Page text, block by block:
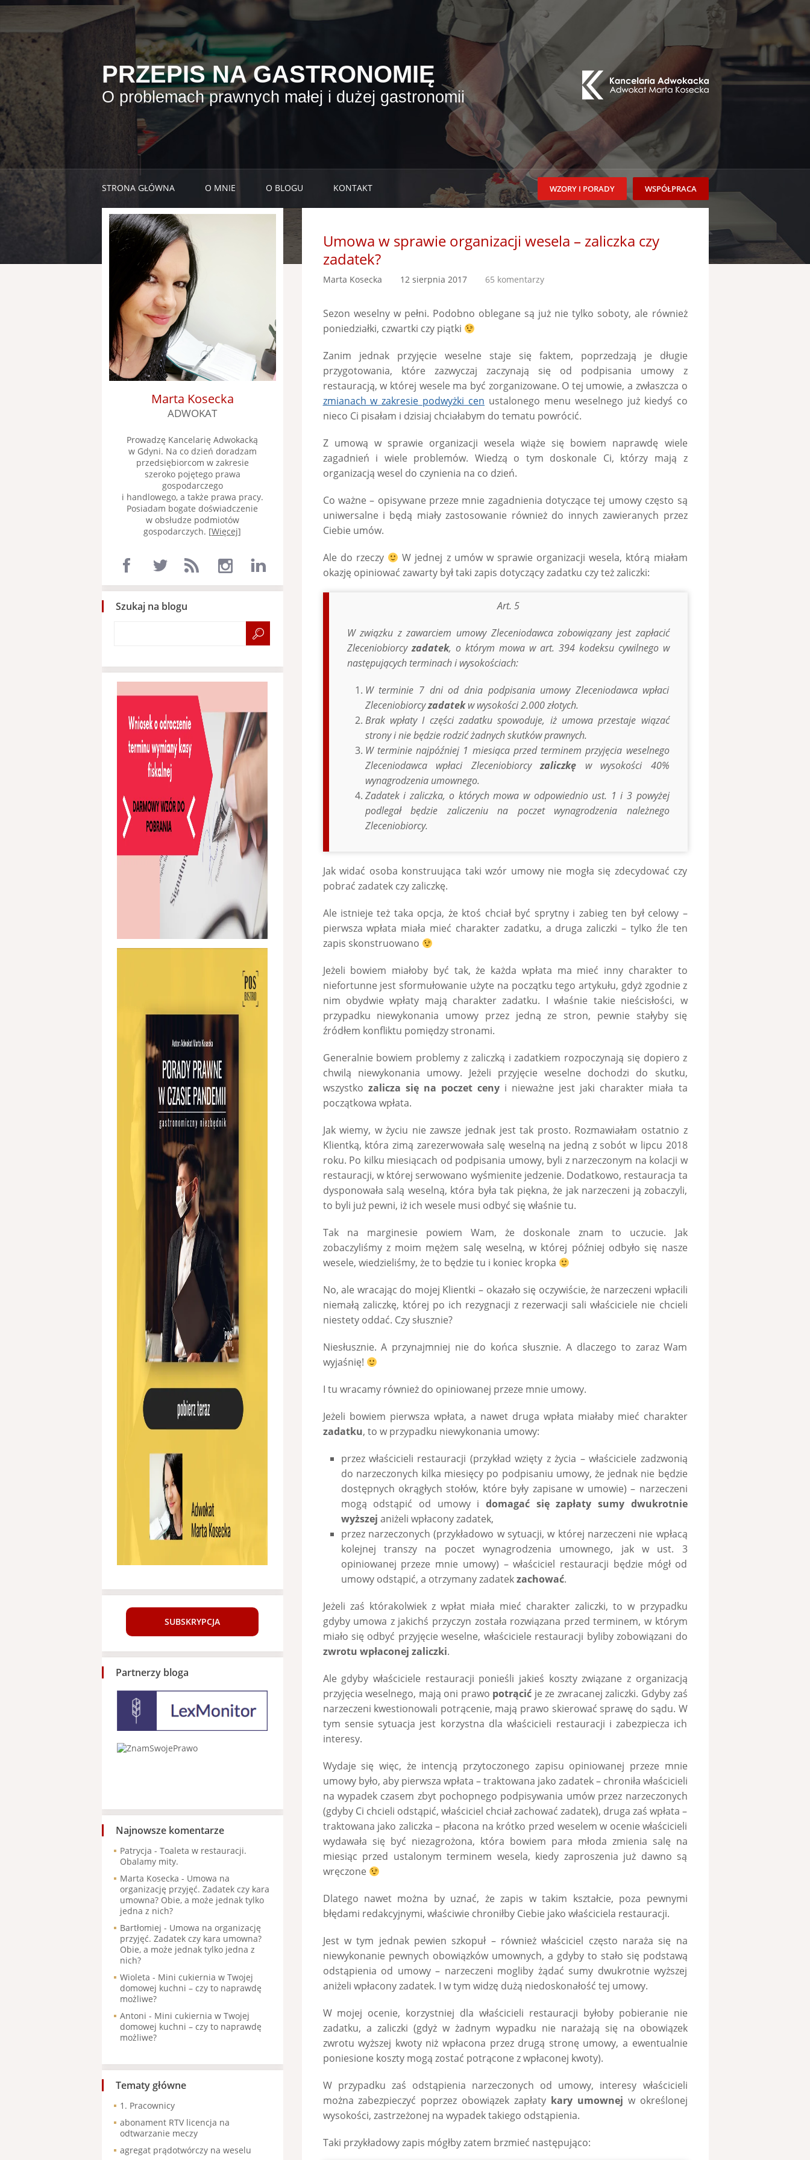
PRZEPIS NA GASTRONOMIĘ
O problemach prawnych małej i dużej gastronomii
STRONA GŁÓWNA O MNIE O BLOGU KONTAKT WSPÓŁPRACA
WZORY I PORADY
Umowa w sprawie organizacji wesela – zaliczka czy
zadatek?
Marta Kosecka 12 sierpnia 2017 65 komentarzy
Sezon weselny w pełni. Podobno oblegane są już nie tylko soboty, ale również
poniedziałki, czwartki czy piątki
Zanim jednak przyjęcie weselne staje się faktem, poprzedzają je długie
przygotowania, które zazwyczaj zaczynają się od podpisania umowy z
restauracją, w której wesele ma być zorganizowane. O tej umowie, a zwłaszcza o
zmianach w zakresie podwyżki cen ustalonego menu weselnego już kiedyś co
nieco Ci pisałam i dzisiaj chciałabym do tematu powrócić.
Z umową w sprawie organizacji wesela wiąże się bowiem naprawdę wiele
zagadnień i wiele problemów. Wiedzą o tym doskonale Ci, którzy mają z
organizacją wesel do czynienia na co dzień.
Co ważne – opisywane przeze mnie zagadnienia dotyczące tej umowy często są
uniwersalne i będą miały zastosowanie również do innych zawieranych przez
Ciebie umów.
Ale do rzeczy
W jednej z umów w sprawie organizacji wesela, którą miałam
okazję opiniować zawarty był taki zapis dotyczący zadatku czy też zaliczki:
Art. 5
W związku z zawarciem umowy Zleceniodawca zobowiązany jest zapłacić
Zleceniobiorcyzadatek, o którym mowa w art. 394 kodeksu cywilnego w
następujących terminach i wysokościach:
W terminie 7 dni od dnia podpisania umowy Zleceniodawca wpłaci
Zleceniobiorcyzadatekw wysokości 2.000 złotych.
Brak wpłaty I części zadatku spowoduje, iż umowa przestaje wiązać
strony i nie będzie rodzić żadnych skutków prawnych.
W terminie najpóźniej 1 miesiąca przed terminem przyjęcia weselnego
Zleceniodawca wpłaci Zleceniobiorcyzaliczkę w wysokości 40%
wynagrodzenia umownego.
Zadatek i zaliczka, o których mowa w odpowiednio ust. 1 i 3 powyżej
podlegał będzie zaliczeniu na poczet wynagrodzenia należnego
Zleceniobiorcy.
Jak widać osoba konstruująca taki wzór umowy nie mogła się zdecydować czy
pobrać zadatek czy zaliczkę.
Ale istnieje też taka opcja, że ktoś chciał być sprytny i zabieg ten był celowy –
pierwsza wpłata miała mieć charakter zadatku, a druga zaliczki – tylko źle ten
zapis skonstruowano
Jeżeli bowiem miałoby być tak, że każda wpłata ma mieć inny charakter to
niefortunne jest sformułowanie użyte na początku tego artykułu, gdyż zgodnie z
nim obydwie wpłaty mają charakter zadatku. I właśnie takie nieścisłości, w
przypadku niewykonania umowy przez jedną ze stron, pewnie stałyby się
źródłem konfliktu pomiędzy stronami.
Generalnie bowiem problemy z zaliczką i zadatkiem rozpoczynają się dopiero z
chwilą niewykonania umowy. Jeżeli przyjęcie weselne dochodzi do skutku,
wszystko zalicza się na poczet cenyi nieważne jest jaki charakter miała ta
początkowa wpłata.
Jak wiemy, w życiu nie zawsze jednak jest tak prosto. Rozmawiałam ostatnio z
Klientką, która zimą zarezerwowała salę weselną na jedną z sobót w lipcu 2018
roku. Po kilku miesiącach od podpisania umowy, byli z narzeczonym na kolacji w
restauracji, w której serwowano wyśmienite jedzenie. Dodatkowo, restauracja ta
dysponowała salą weselną, która była tak piękna, że jak narzeczeni ją zobaczyli,
to byli już pewni, iż ich wesele musi odbyć się właśnie tu.
Tak na marginesie powiem Wam, że doskonale znam to uczucie. Jak
zobaczyliśmy z moim mężem salę weselną, w której później odbyło się nasze
wesele, wiedzieliśmy, że to będzie tu i koniec kropka
No, ale wracając do mojej Klientki – okazało się oczywiście, że narzeczeni wpłacili
niemałą zaliczkę, której po ich rezygnacji z rezerwacji sali właściciele nie chcieli
niestety oddać. Czy słusznie?
Niesłusznie. A przynajmniej nie do końca słusznie. A dlaczego to zaraz Wam
wyjaśnię!
I tu wracamy również do opiniowanej przeze mnie umowy.
Jeżeli bowiem pierwsza wpłata, a nawet druga wpłata miałaby mieć charakter
zadatku, to w przypadku niewykonania umowy:
przez właścicieli restauracji (przykład wzięty z życia – właściciele zadzwonią
do narzeczonych kilka miesięcy po podpisaniu umowy, że jednak nie będzie
dostępnych okrągłych stołów, które były zapisane w umowie) – narzeczeni
mogą odstąpić od umowy i domagać się zapłaty sumy dwukrotnie
wyższej aniżeli wpłacony zadatek,
przez narzeczonych (przykładowo w sytuacji, w której narzeczeni nie wpłacą
kolejnej transzy na poczet wynagrodzenia umownego, jak w ust. 3
opiniowanej przeze mnie umowy) – właściciel restauracji będzie mógł od
umowy odstąpić, a otrzymany zadatekzachować.
Jeżeli zaś którakolwiek z wpłat miała mieć charakter zaliczki, to w przypadku
gdyby umowa z jakichś przyczyn została rozwiązana przed terminem, w którym
miało się odbyć przyjęcie weselne, właściciele restauracji byliby zobowiązani do
zwrotu wpłaconej zaliczki.
Ale gdyby właściciele restauracji ponieśli jakieś koszty związane z organizacją
przyjęcia weselnego, mają oni prawo potrącić je ze zwracanej zaliczki. Gdyby zaś
narzeczeni kwestionowali potrącenie, mają prawo skierować sprawę do sądu. W
tym sensie sytuacja jest korzystna dla właścicieli restauracji i zabezpiecza ich
interesy.
Wydaje się więc, że intencją przytoczonego zapisu opiniowanej przeze mnie
umowy było, aby pierwsza wpłata – traktowana jako zadatek – chroniła właścicieli
na wypadek czasem zbyt pochopnego podpisywania umów przez narzeczonych
(gdyby Ci chcieli odstąpić, właściciel chciał zachować zadatek), druga zaś wpłata –
traktowana jako zaliczka – płacona na krótko przed weselem w ocenie właścicieli
wydawała się być niezagrożona, która bowiem para młoda zmienia salę na
miesiąc przed ustalonym terminem wesela, kiedy zaproszenia już dawno są
wręczone
Dlatego nawet można by uznać, że zapis w takim kształcie, poza pewnymi
błędami redakcyjnymi, właściwie chroniłby Ciebie jako właściciela restauracji.
Jest w tym jednak pewien szkopuł – również właściciel często naraża się na
niewykonanie pewnych obowiązków umownych, a gdyby to stało się podstawą
odstąpienia od umowy – narzeczeni mogliby żądać sumy dwukrotnie wyższej
aniżeli wpłacony zadatek. I w tym widzę dużą niedoskonałość tej umowy.
W mojej ocenie, korzystniej dla właścicieli restauracji byłoby pobieranie nie
zadatku, a zaliczki (gdyż w żadnym wypadku nie narażają się na obowiązek
zwrotu wyższej kwoty niż wpłacona przez drugą stronę umowy, a ewentualnie
poniesione koszty mogą zostać potrącone z wpłaconej kwoty).
W przypadku zaś odstąpienia narzeczonych od umowy, interesy właścicieli
można zabezpieczyć poprzez obowiązek zapłaty kary umownej w określonej
wysokości, zastrzeżonej na wypadek takiego odstąpienia.
Taki przykładowy zapis mógłby zatem brzmieć następująco:
Marta Kosecka
ADWOKAT
Prowadzę Kancelarię Adwokacką
w Gdyni. Na co dzień doradzam
przedsiębiorcom w zakresie
szeroko pojętego prawa
gospodarczego
i handlowego, a także prawa pracy.
Posiadam bogate doświadczenie
w obsłudze podmiotów
gospodarczych. [Więcej]
Szukaj na blogu
SUBSKRYPCJA
Partnerzy bloga
Najnowsze komentarze
Patrycja - Toaleta w restauracji.
Obalamy mity.
Marta Kosecka - Umowa na
organizację przyjęć. Zadatek czy kara
umowna? Obie, a może jednak tylko
jedna z nich?
Bartłomiej - Umowa na organizację
przyjęć. Zadatek czy kara umowna?
Obie, a może jednak tylko jedna z
nich?
Wioleta - Mini cukiernia w Twojej
domowej kuchni – czy to naprawdę
możliwe?
Antoni - Mini cukiernia w Twojej
domowej kuchni – czy to naprawdę
możliwe?
Tematy główne
1. Pracownicy
abonament RTV licencja na
odtwarzanie meczy
agregat prądotwórczy na weselu